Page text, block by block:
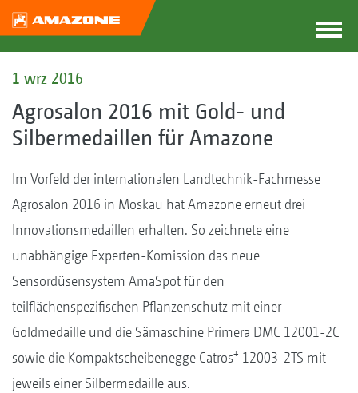
1 wrz 2016
Agrosalon 2016 mit Gold- und
Silbermedaillen für Amazone
Im Vorfeld der internationalen Landtechnik-Fachmesse
Agrosalon 2016 in Moskau hat Amazone erneut drei
Innovationsmedaillen erhalten. So zeichnete eine
unabhängige Experten-Komission das neue
Sensordüsensystem AmaSpot für den
teilflächenspezifischen Pflanzenschutz mit einer
Goldmedaille und die Sämaschine Primera DMC 12001-2C
sowie die Kompaktscheibenegge Catros+ 12003-2TS mit
jeweils einer Silbermedaille aus.